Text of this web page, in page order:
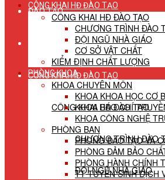
ĐÀO TẠO
TUYỂN SINH
CÔNG KHAI HĐ ĐÀO TẠO
CÔNG KHAI HĐ ĐÀO TẠO
CHƯƠNG TRÌNH ĐÀO
ĐỘI NGŨ NHÀ GIÁO
CÔNG KHAI HĐ ĐÀO TẠO
CÔNG KHAI HĐ ĐÀO TẠO
CHƯƠNG TRÌNH ĐÀO
ĐỘI NGŨ NHÀ GIÁO
CƠ SỞ VẬT CHẤT
KIỂM ĐỊNH CHẤT LƯỢNG
PHÒNG KHOA
KHOA CHUYÊN MÔN
KHOA KHOA HỌC CƠ
KHOA BÁO CHÍ
KHOA CÔNG NGHỆ
PHÒNG BAN
PHÒNG ĐÀO TẠO VÀ
PHÒNG ĐẢM BẢO
PHÒNG HÀNH CHÍNH
TT TUYỂN SINH DỊCH